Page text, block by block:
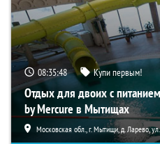
08:35:47 Купи первым!
Отдых для двоих с
by Mercure в Мытищах
Московская обл., г. Мытищи, д. Ларево,